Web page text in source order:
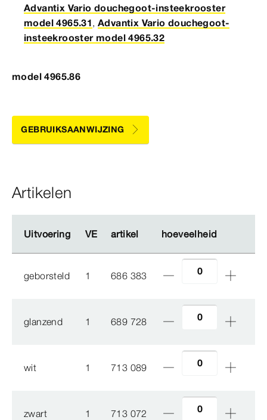
Advantix Vario douchegoot-insteekrooster
model 4965.31,Advantix Vario douchegoot-
insteekrooster model 4965.32
model 4965.86
GEBRUIKSAANWIJZING
Artikelen
Uitvoering VE artikel hoeveelheid
Uitvoering VE artikel hoeveelheid
geborsteld 1 686 383
glanzend 1 689 728
wit 1 713 089
zwart 1 713 072